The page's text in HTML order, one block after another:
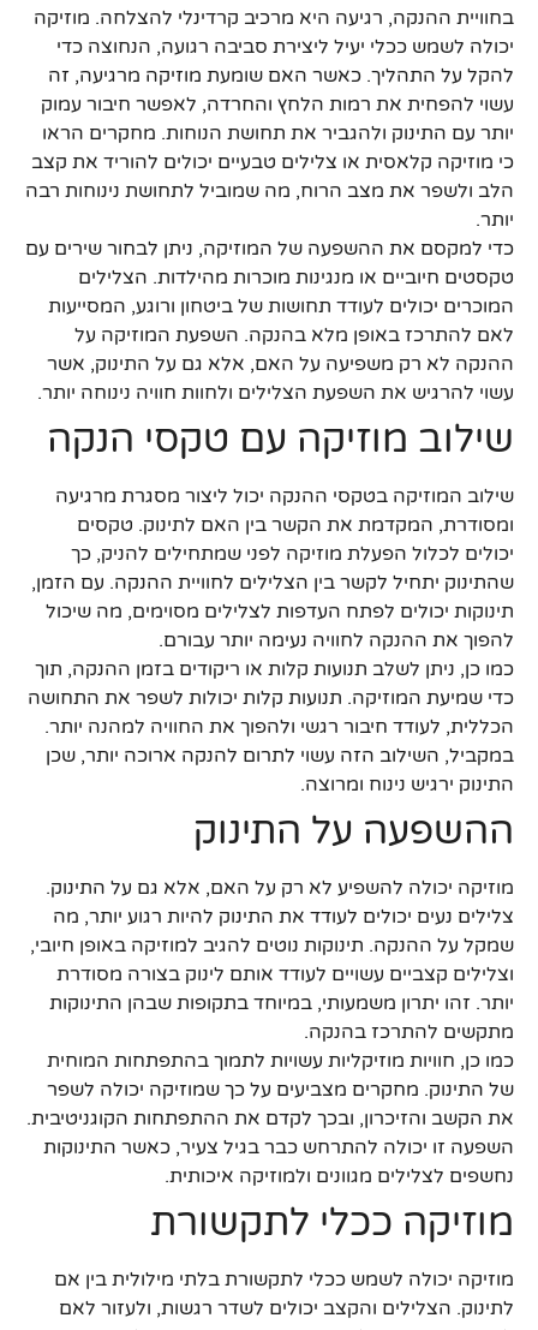
בחוויית ההנקה, רגיעה היא מרכיב קרדינלי להצלחה. מוזיקה
יכולה לשמש ככלי יעיל ליצירת סביבה רגועה, הנחוצה כדי
להקל על התהליך. כאשר האם שומעת מוזיקה מרגיעה, זה
עשוי להפחית את רמות הלחץ והחרדה, לאפשר חיבור עמוק
יותר עם התינוק ולהגביר את תחושת הנוחות. מחקרים הראו
כי מוזיקה קלאסית או צלילים טבעיים יכולים להוריד את קצב
הלב ולשפר את מצב הרוח, מה שמוביל לתחושת נינוחות רבה
יותר.
כדי למקסם את ההשפעה של המוזיקה, ניתן לבחור שירים עם
טקסטים חיוביים או מנגינות מוכרות מהילדות. הצלילים
המוכרים יכולים לעודד תחושות של ביטחון ורוגע, המסייעות
לאם להתרכז באופן מלא בהנקה. השפעת המוזיקה על
ההנקה לא רק משפיעה על האם, אלא גם על התינוק, אשר
עשוי להרגיש את השפעת הצלילים ולחוות חוויה נינוחה יותר.
שילוב מוזיקה עם טקסי הנקה
שילוב המוזיקה בטקסי ההנקה יכול ליצור מסגרת מרגיעה
ומסודרת, המקדמת את הקשר בין האם לתינוק. טקסים
יכולים לכלול הפעלת מוזיקה לפני שמתחילים להניק, כך
שהתינוק יתחיל לקשר בין הצלילים לחוויית ההנקה. עם הזמן,
תינוקות יכולים לפתח העדפות לצלילים מסוימים, מה שיכול
להפוך את ההנקה לחוויה נעימה יותר עבורם.
כמו כן, ניתן לשלב תנועות קלות או ריקודים בזמן ההנקה, תוך
כדי שמיעת המוזיקה. תנועות קלות יכולות לשפר את התחושה
הכללית, לעודד חיבור רגשי ולהפוך את החוויה למהנה יותר.
במקביל, השילוב הזה עשוי לתרום להנקה ארוכה יותר, שכן
התינוק ירגיש נינוח ומרוצה.
ההשפעה על התינוק
מוזיקה יכולה להשפיע לא רק על האם, אלא גם על התינוק.
צלילים נעים יכולים לעודד את התינוק להיות רגוע יותר, מה
שמקל על ההנקה. תינוקות נוטים להגיב למוזיקה באופן חיובי,
וצלילים קצביים עשויים לעודד אותם לינוק בצורה מסודרת
יותר. זהו יתרון משמעותי, במיוחד בתקופות שבהן התינוקות
מתקשים להתרכז בהנקה.
כמו כן, חוויות מוזיקליות עשויות לתמוך בהתפתחות המוחית
של התינוק. מחקרים מצביעים על כך שמוזיקה יכולה לשפר
את הקשב והזיכרון, ובכך לקדם את ההתפתחות הקוגניטיבית.
השפעה זו יכולה להתרחש כבר בגיל צעיר, כאשר התינוקות
נחשפים לצלילים מגוונים ולמוזיקה איכותית.
מוזיקה ככלי לתקשורת
מוזיקה יכולה לשמש ככלי לתקשורת בלתי מילולית בין אם
לתינוק. הצלילים והקצב יכולים לשדר רגשות, ולעזור לאם